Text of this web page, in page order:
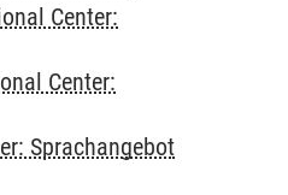
Center:
Center:
Sprachangebot